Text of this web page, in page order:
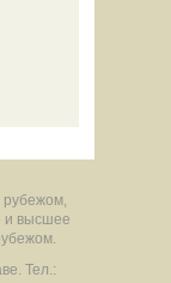
рубежом,
и высшее
Тел.: